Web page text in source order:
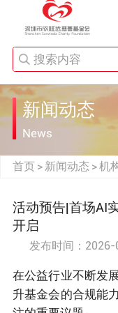
新闻动态
News
首页 > 新闻动态 >机
活动预告|首场AI
开启
发布时间：2026-
在公益行业不断发
升基金会的合规能